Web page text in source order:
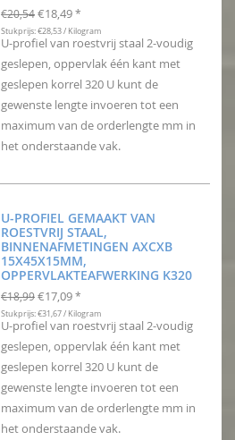
€20,54 €18,49 *
Stukprijs: €28,53 / Kilogram
U-profiel van roestvrij staal 2-voudig
geslepen, oppervlak één kant met
geslepen korrel 320 U kunt de
gewenste lengte invoeren tot een
maximum van de orderlengte mm in
het onderstaande vak.
U-PROFIEL GEMAAKT VAN
ROESTVRIJ STAAL,
BINNENAFMETINGEN AXCXB
15X45X15MM,
OPPERVLAKTEAFWERKING K320
€18,99 €17,09 *
Stukprijs: €31,67 / Kilogram
U-profiel van roestvrij staal 2-voudig
geslepen, oppervlak één kant met
geslepen korrel 320 U kunt de
gewenste lengte invoeren tot een
maximum van de orderlengte mm in
het onderstaande vak.